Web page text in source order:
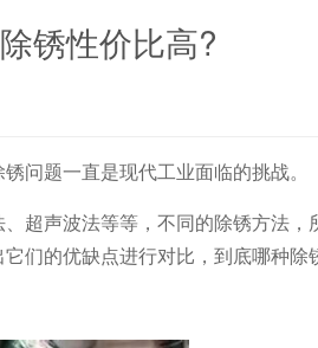
锈性价比高?
问题一直是现代工业面临的挑战。
超声波法等等，不同的除锈方法，
们的优缺点进行对比，到底哪种除